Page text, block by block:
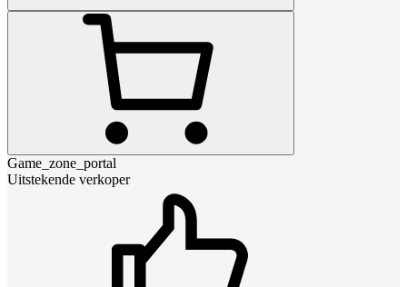
Game_zone_portal
Uitstekende verkoper